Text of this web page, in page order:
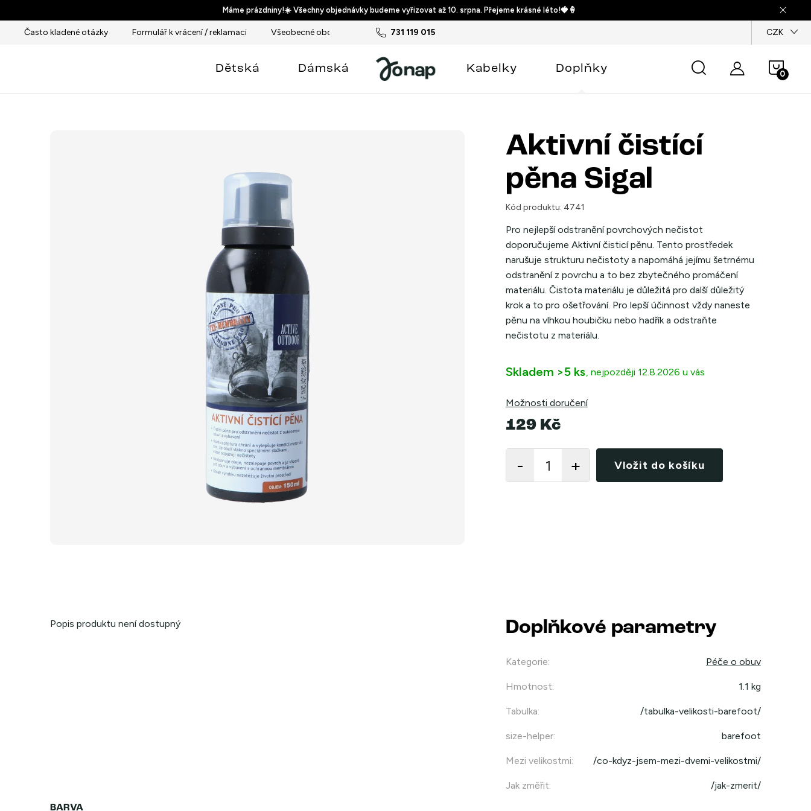
na
obsah
Máme prázdniny!☀️ Všechny objednávky budeme vyřizovat až 10. srpna. Přejeme krásné léto!🍓🍦
731 119 015
Často kladené otázky Formulář k vrácení / reklamaci Všeobecné obchodní podmínky Podmínky ochrany osobních údajů CZK
košík
Dětská Dámská Kabelky Doplňky
Aktivní čistící
pěna Sigal
Kód produktu: 4741
Pro nejlepší odstranění povrchových nečistot
doporučujeme Aktivní čisticí pěnu. Tento prostředek
narušuje strukturu nečistoty a napomáhá jejímu šetrnému
odstranění z povrchu a to bez zbytečného promáčení
materiálu. Čistota materiálu je důležitá pro další důležitý
krok a to pro ošetřování. Pro lepší účinnost vždy naneste
pěnu na vlhkou houbičku nebo hadřík a odstraňte
nečistotu z materiálu.
Skladem >5 ks 12.8.2026
Možnosti doručení
129 Kč
Vložit do košíku
Popis produktu není dostupný Doplňkové parametry
Kategorie: Péče o obuv
Hmotnost: 1.1 kg
Tabulka: /tabulka-velikosti-barefoot/
size-helper: barefoot
Mezi velikostmi: /co-kdyz-jsem-mezi-dvemi-velikostmi/
Jak změřit: /jak-zmerit/